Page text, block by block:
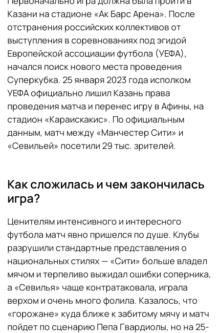
Казани на стадионе «Ак Барс Арена». После
отстранения российских коллективов от
выступления в соревнованиях под эгидой
Европейской ассоциации футбола (УЕФА),
начался поиск нового места проведения
Суперкубка. 25 января 2023 года исполком
УЕФА официально лишил Казань права
проведения матча и перенес игру в Афины, на
стадион «Караискакис». По официальным
данным, матч между «Манчестер Сити» и
«Севильей» посетили 29 тыс. зрителей.
Как сложилась и чем закончилась
игра?
Ценителям интенсивного и интересного
футбола матч явно пришелся по душе. Клубы
разрушили стандартные представления о
национальных стилях — «Сити» больше владел
мячом и терпеливо выжидал ошибки соперника,
а «Севилья» чаще контратаковала, играла
верхом и очень много фолила. Казалось, что
«горожане» куда ближе к забитому мячу и матч
пойдет по сценарию Пепа Гвардиолы, но на 25-